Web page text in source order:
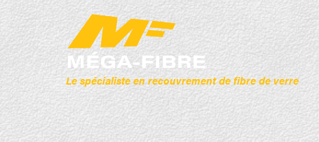
Le spécialiste en recouvrement de fibre de verre